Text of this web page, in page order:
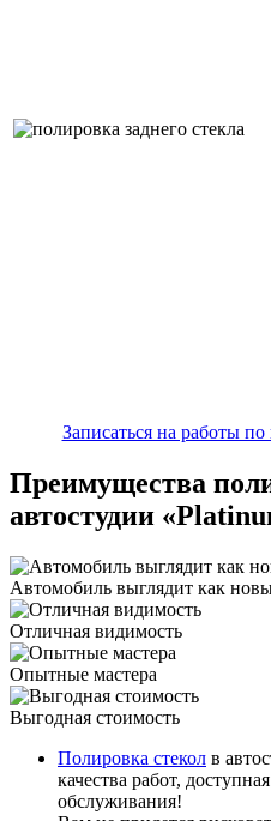
Записаться на работы
Преимущества
автостудии
Автомобиль выглядит как
Отличная видимость
Опытные мастера
Выгодная стоимость
Полировка стекол в
качества работ,
обслуживания!